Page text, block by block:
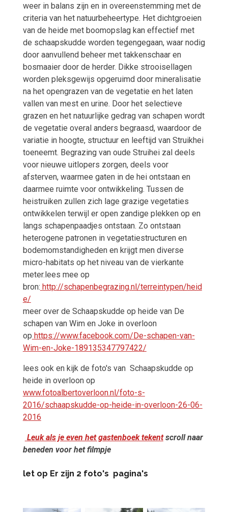
weer in balans zijn en in overeenstemming met de
criteria van het natuurbeheertype. Het dichtgroeien
van de heide met boomopslag kan effectief met
de schaapskudde worden tegengegaan, waar nodig
door aanvullend beheer met takkenschaar en
bosmaaier door de herder. Dikke strooisellagen
worden pleksgewijs opgeruimd door mineralisatie
na het opengrazen van de vegetatie en het laten
vallen van mest en urine. Door het selectieve
grazen en het natuurlijke gedrag van schapen wordt
de vegetatie overal anders begraasd, waardoor de
variatie in hoogte, structuur en leeftijd van Struikhei
toeneemt. Begrazing van oude Struihei zal deels
voor nieuwe uitlopers zorgen, deels voor
afsterven, waarmee gaten in de hei ontstaan en
daarmee ruimte voor ontwikkeling. Tussen de
heistruiken zullen zich lage grazige vegetaties
ontwikkelen terwijl er open zandige plekken op en
langs schapenpaadjes ontstaan. Zo ontstaan
heterogene patronen in vegetatiestructuren en
bodemomstandigheden en krijgt men diverse
micro-habitats op het niveau van de vierkante
meter.lees mee op
bron: http://schapenbegrazing.nl/terreintypen/heid
e/
meer over de Schaapskudde op heide van De
schapen van Wim en Joke in overloon
op https://www.facebook.com/De-schapen-van-
Wim-en-Joke-189135347797422/
lees ook en kijk de foto's van Schaapskudde op
heide in overloon op
www.fotoalbertoverloon.nl/foto-s-
2016/schaapskudde-op-heide-in-overloon-26-06-
2016
Leuk als je even het gastenboek tekentscroll naar
beneden voor het filmpje
let op Er zijn 2 foto's pagina's